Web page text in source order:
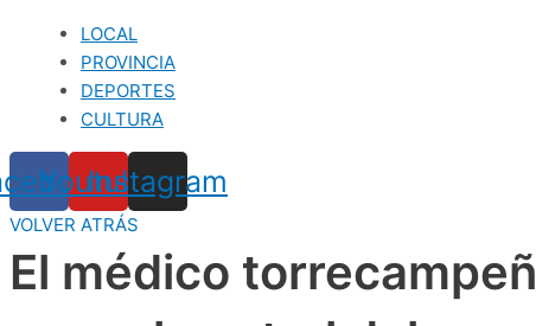
LOCAL
PROVINCIA
DEPORTES
CULTURA
Youtube
Instagram
VOLVER ATRÁS
El médico